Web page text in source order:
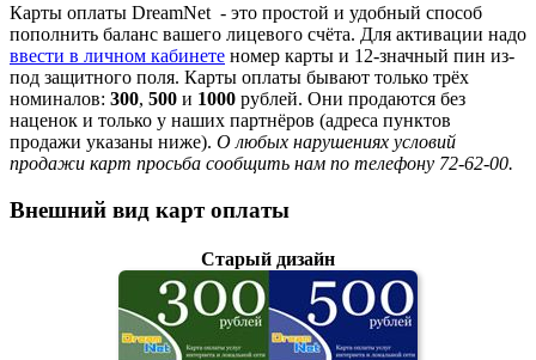
Карты оплаты DreamNet - это простой и удобный способ
пополнить баланс вашего лицевого счёта. Для активации надо
ввести в личном кабинете номер карты и 12-значный пин из-
под защитного поля. Карты оплаты бывают только трёх
номиналов: 300, 500 и 1000 рублей. Они продаются без
наценок и только у наших партнёров (адреса пунктов
продажи указаны ниже). О любых нарушениях условий
продажи карт просьба сообщить нам по телефону 72-62-00.
Внешний вид карт оплаты
Старый дизайн